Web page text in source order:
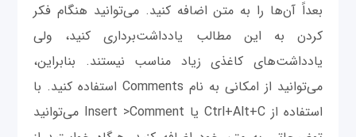
بعداً آن‌ها را به متن اضافه کنید. می‌توانید هنگام فکر
کردن به این مطالب یادداشت‌برداری کنید، ولی
یادداشت‌های کاغذی زیاد مناسب نیستند. بنابراین،
می‌توانید از امکانی به نام Comments استفاده کنید. با
استفاده از Ctrl+Alt+C یا Insert >Comment می‌توانید